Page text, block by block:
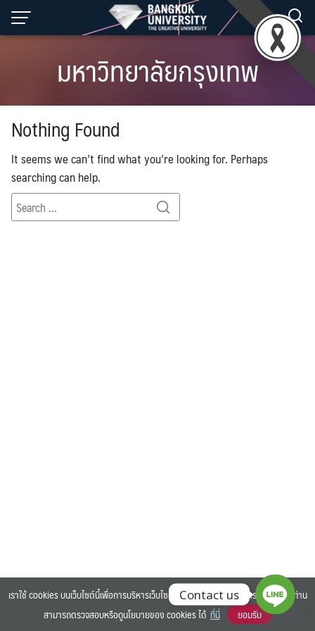
Skip
มหาวิทยาลัยกรุงเทพ
Nothing Found
It seems we can’t find what you’re looking for. Perhaps
searching can help.
Search
for:
Search
©2025 BANGKOK UNIVERSITY. ALL RIGHTS RESERVED.
เราใช้ cookies บนเว็บไซต์นี้เพื่อการบริหารเว็บไซต์ และเพิ่มประสิทธิภาพการใช้งานของท่าน
สามารถตรวจสอบหรือดูนโยบายของ cookies ได้ ที่นี่ ยอมรับ
Contact us